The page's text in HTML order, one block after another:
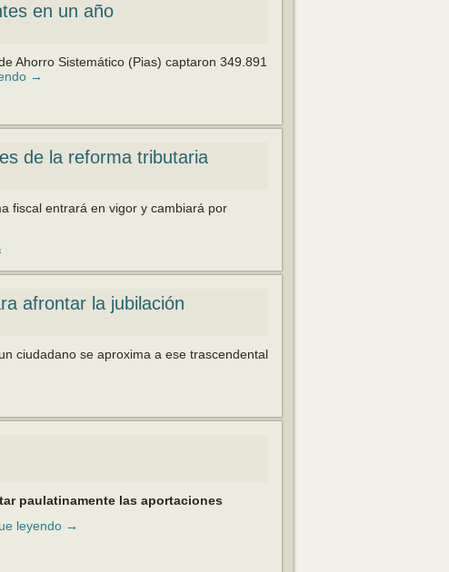
en un año
Ahorro Sistemático (Pias) captaron 349.891
→
de la reforma tributaria
fiscal entrará en vigor y cam­biará por
afrontar la jubilación
ciudadano se aproxima a ese trascendental
paulatinamente las aportaciones
leyendo →